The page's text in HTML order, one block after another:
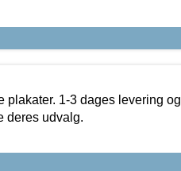
1-3 dages levering og
deres udvalg.